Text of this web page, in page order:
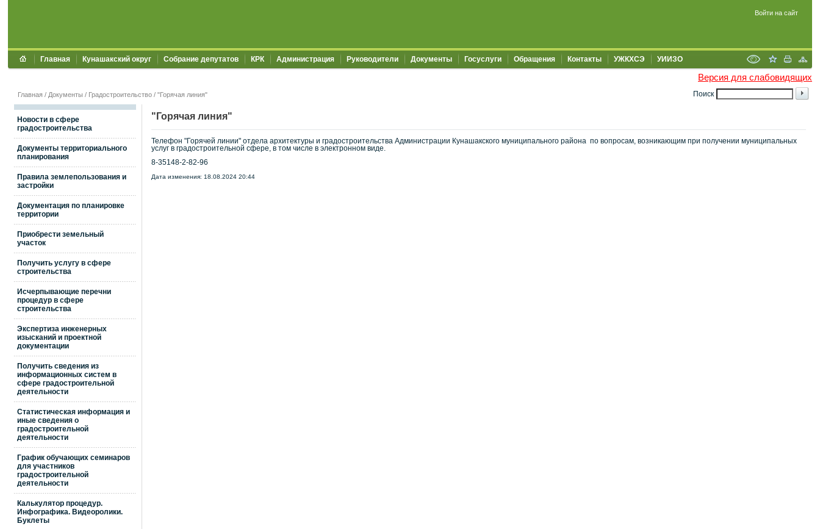
Войти на сайт
Главная Кунашакский округ Собрание депутатов КРК Администрация Руководители Документы Госуслуги Обращения Контакты УЖКХСЭ УИИЗО
Версия для слабовидящих
Поиск
Главная / Документы / Градостроительство / "Горячая линия"
Новости в сфере
градостроительства
Документы территориального
планирования
Правила землепользования и
застройки
Документация по планировке
территории
Приобрести земельный
участок
Получить услугу в сфере
строительства
Исчерпывающие перечни
процедур в сфере
строительства
Экспертиза инженерных
изысканий и проектной
документации
Получить сведения из
информационных систем в
сфере градостроительной
деятельности
Статистическая информация и
иные сведения о
градостроительной
деятельности
График обучающих семинаров
для участников
градостроительной
деятельности
Калькулятор процедур.
Инфографика. Видеоролики.
Буклеты
"Горячая линия"
Телефон "Горячей линии" отдела архитектуры и градостроительства Администрации Кунашакского муниципального района по вопросам, возникающим при получении муниципальных
услуг в градостроительной сфере, в том числе в электронном виде.
8-35148-2-82-96
Дата изменения: 18.08.2024 20:44